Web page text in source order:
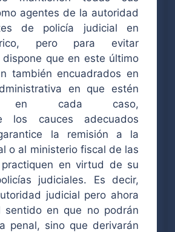
agentes de la autoridad
de policía judicial en
pero para evitar
que en este último
también encuadrados en
en que estén
en cada caso,
los cauces adecuados
la remisión a la
o al ministerio fiscal de las
en virtud de su
judiciales. Es decir,
judicial pero ahora
sentido en que no podrán
penal, sino que derivarán